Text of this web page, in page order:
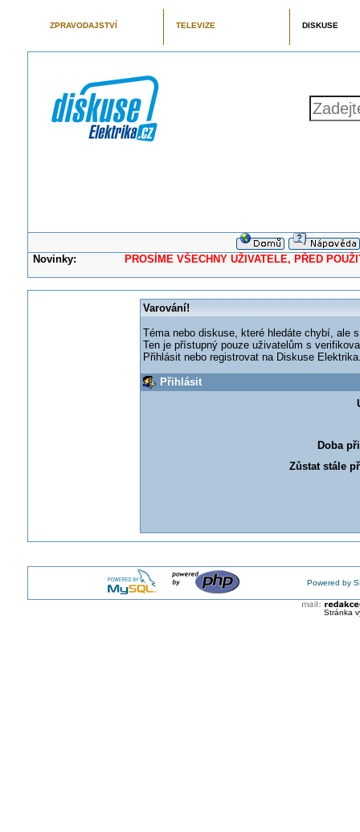
ZPRAVODAJSTVÍ TELEVIZE DISKUSE
Novinky: PROSÍME VŠECHNY UŽIVATELE, PŘED
Varování!
Téma nebo diskuse, které hledáte chybí, ale
Ten je přístupný pouze uživatelům s
Přihlásit nebo registrovat na Diskuse
Přihlásit
Doba
Zůstat stále
Powered by
Stránka